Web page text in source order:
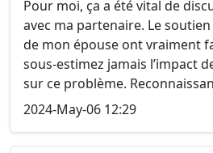
Pour moi, ça a été vital de
avec ma partenaire. Le
de mon épouse ont vraiment
sous-estimez jamais l’impact
sur ce problème.
2024-May-06 12:29